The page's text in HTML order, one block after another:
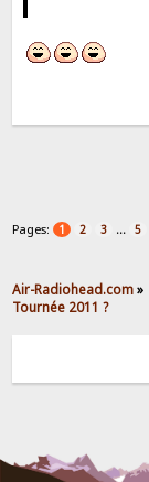
Pages: 1 2 3 ... 5
Air-Radiohead.com»
Tournée 2011 ?